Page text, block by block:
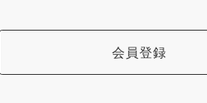
会員登録